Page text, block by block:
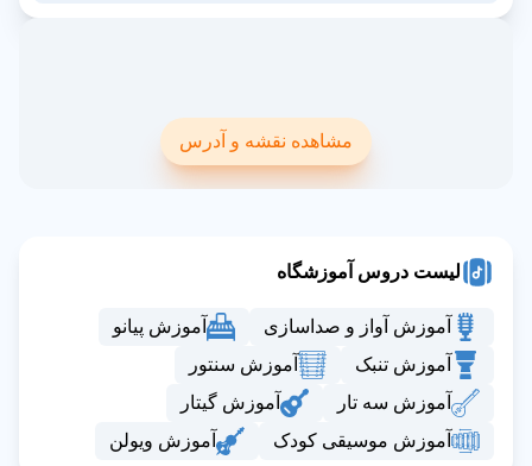
مشاهده نقشه و آدرس
لیست دروس آموزشگاه
آموزش آواز و صداسازی
آموزش پیانو
آموزش تنبک
آموزش سنتور
آموزش سه تار
آموزش گیتار
آموزش موسیقی کودک
آموزش ویولن